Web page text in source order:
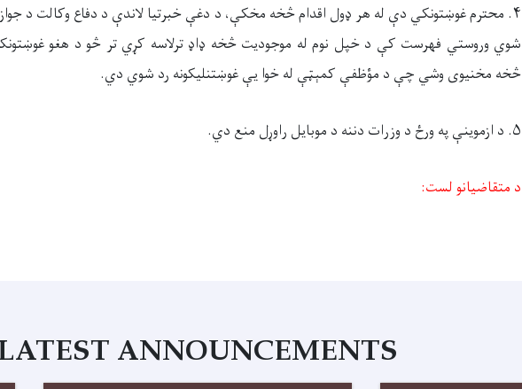
۴. محترم غوښتونکي دې له هر ډول اقدام څخه مخکې، د دغې خبرتیا لاندې د دفاع وکالت د
شوي وروستي فهرست کې د خپل نوم له موجودیت څخه ډاډ ترلاسه کړي تر څو د هغو
څخه مخنیوی وشي چې د مؤظفې کمېټې له خوا یې غوښتنلیکونه رد شوي دي.
۵. د ازموینې په ورځ د وزرات دننه د موبایل راوړل منع دي.
د متقاضيانو لست:
ANNOUNCEMENTS